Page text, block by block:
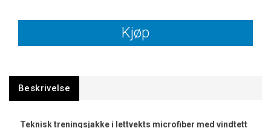
Kjøp
Beskrivelse
Teknisk treningsjakke i lettvekts microfiber med vindtett